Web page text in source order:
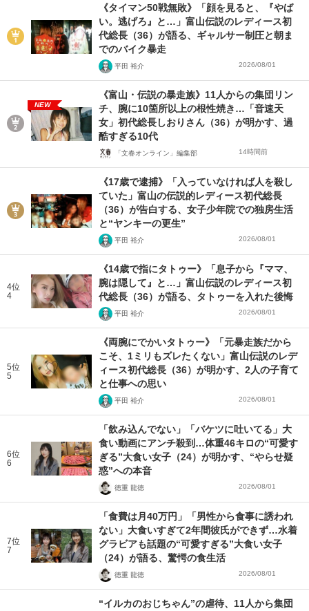
《タイマン50戦無敗》「顔を見ると、『やば
い。逃げろ』と…」富山伝説のレディース初
代総長（36）が語る、ギャルサー制圧と朝ま
でのバイク暴走
平田 裕介 2026/08/01
NEW
《富山・伝説の暴走族》11人からの集団リン
チ、腕に10箇所以上の根性焼き…「音速天
女」初代総長しおりさん（36）が明かす、過
酷すぎる10代
「文春オンライン」編集部 14時間前
《17歳で逮捕》「入っていなければ人を殺し
ていた」富山の伝説的レディース初代総長
（36）が告白する、女子少年院での独房生活
と“ヤンキーの更生”
平田 裕介 2026/08/01
4位
4
《14歳で指にタトゥー》「息子から『ママ、
腕は隠して』と…」富山伝説のレディース初
代総長（36）が語る、タトゥーを入れた後悔
平田 裕介 2026/08/01
5位
5
《両腕にでかいタトゥー》「元暴走族だから
こそ、1ミリもズレたくない」富山伝説のレデ
ィース初代総長（36）が明かす、2人の子育て
と仕事への思い
平田 裕介 2026/08/01
6位
6
「飲み込んでない」「バケツに吐いてる」大
食い動画にアンチ殺到…体重46キロの“可愛す
ぎる”大食い女子（24）が明かす、“やらせ疑
惑”への本音
徳重 龍徳 2026/08/01
7位
7
「食費は月40万円」「男性から食事に誘われ
ない」大食いすぎて2年間彼氏ができず…水着
グラビアも話題の“可愛すぎる”大食い女子
（24）が語る、驚愕の食生活
徳重 龍徳 2026/08/01
“イルカのおじちゃん”の虐待、11人から集団